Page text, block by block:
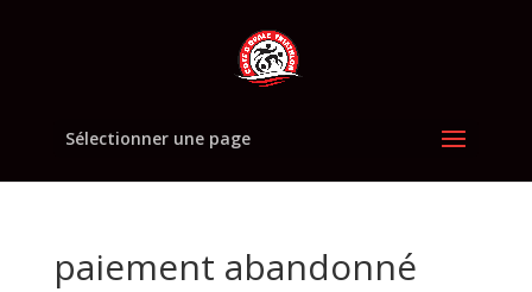
Sélectionner une page
paiement abandonné